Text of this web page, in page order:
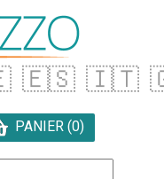
🇪🇸 🇮🇹
PANIER (0)